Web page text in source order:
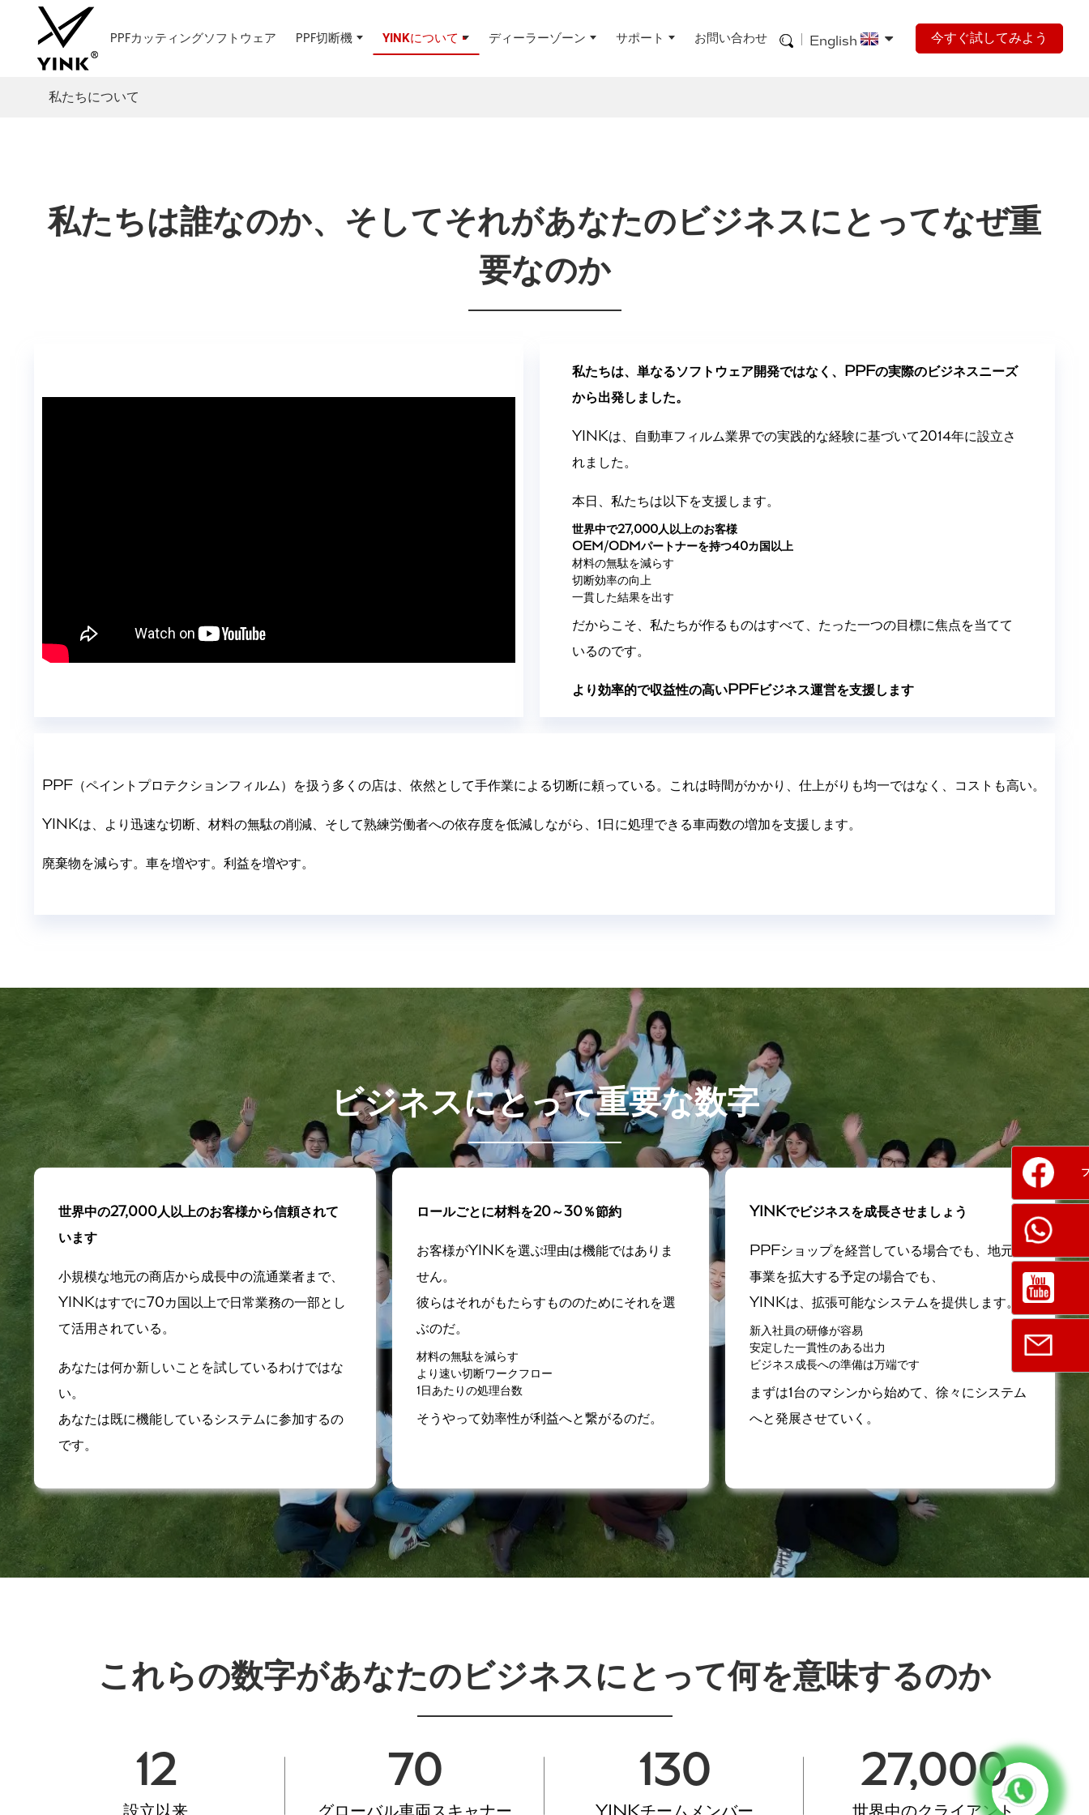
PPFカッティングソフトウェア PPF切断機 YINKについて ディーラーゾーン サポート お問い合わせ English 今すぐ試してみよう
私たちについて
私たちは誰なのか、そしてそれがあなたのビジネスにとってなぜ重
要なのか
私たちは、単なるソフトウェア開発ではなく、PPFの実際のビジネスニーズ
から出発しました。
YINKは、自動車フィルム業界での実践的な経験に基づいて2014年に設立さ
れました。
本日、私たちは以下を支援します。
世界中で27,000人以上のお客様
OEM/ODMパートナーを持つ40カ国以上
材料の無駄を減らす
切断効率の向上
一貫した結果を出す
だからこそ、私たちが作るものはすべて、たった一つの目標に焦点を当てて
いるのです。
より効率的で収益性の高いPPFビジネス運営を支援します
PPF（ペイントプロテクションフィルム）を扱う多くの店は、依然として手作業による切断に頼っている。これは時間がかかり、仕上がりも均一ではなく、コストも高い。
YINKは、より迅速な切断、材料の無駄の削減、そして熟練労働者への依存度を低減しながら、1日に処理できる車両数の増加を支援します。
廃棄物を減らす。車を増やす。利益を増やす。
ビジネスにとって重要な数字
世界中の27,000人以上のお客様から信頼されて
います
小規模な地元の商店から成長中の流通業者まで、
YINKはすでに70カ国以上で日常業務の一部とし
て活用されている。
あなたは何か新しいことを試しているわけではな
い。
あなたは既に機能しているシステムに参加するの
です。
ロールごとに材料を20～30％節約
お客様がYINKを選ぶ理由は機能ではありま
せん。
彼らはそれがもたらすもののためにそれを選
ぶのだ。
材料の無駄を減らす
より速い切断ワークフロー
1日あたりの処理台数
そうやって効率性が利益へと繋がるのだ。
YINKでビジネスを成長させましょう
PPFショップを経営している場合でも、地元で
事業を拡大する予定の場合でも、
YINKは、拡張可能なシステムを提供します。
新入社員の研修が容易
安定した一貫性のある出力
ビジネス成長への準備は万端です
まずは1台のマシンから始めて、徐々にシステム
へと発展させていく。
これらの数字があなたのビジネスにとって何を意味するのか
12
設立以来
70
グローバル車両スキャナー
130
YINKチームメンバー
27,000
世界中のクライアント